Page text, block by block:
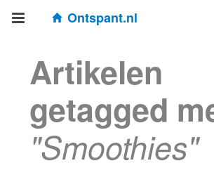
Ontspant.nl
Artikelen
getagged
"Smoothies"